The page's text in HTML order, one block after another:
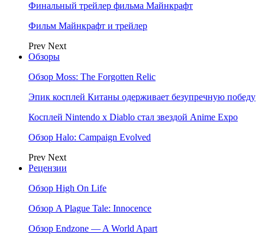
Финальный трейлер фильма Майнкрафт
Фильм Майнкрафт и трейлер
Prev Next
Обзоры
Обзор Moss: The Forgotten Relic
Эпик косплей Китаны одерживает безупречную победу
Косплей Nintendo x Diablo стал звездой Anime Expo
Обзор Halo: Campaign Evolved
Prev Next
Рецензии
Обзор High On Life
Обзор A Plague Tale: Innocence
Обзор Endzone — A World Apart